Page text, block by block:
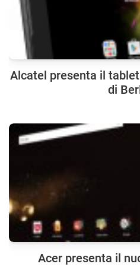
Alcatel presenta il tablet
di
Acer presenta il